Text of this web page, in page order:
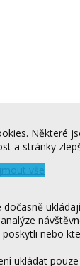
Některé
a stránky
vše
nebo
ukládat